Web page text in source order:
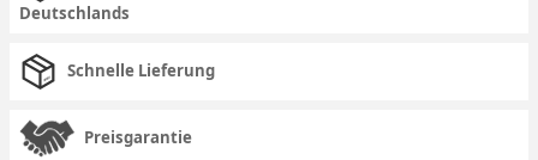
Deutschlands
Schnelle Lieferung
Preisgarantie